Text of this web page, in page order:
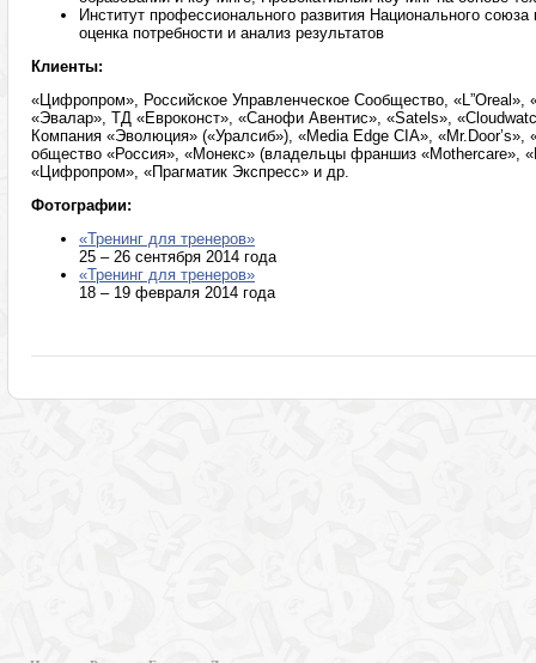
Институт профессионального развития Национального
оценка потребности и анализ результатов
Клиенты:
«Цифропром», Российское Управленческое Сообщество, «L”Oreal»,
«Эвалар», ТД «Евроконст», «Санофи Авентис», «Satels»,
Компания «Эволюция» («Уралсиб»), «Media Edge CIA», «Mr.Door’s»,
общество «Россия», «Монекс» (владельцы франшиз «Mothercare»,
«Цифропром», «Прагматик Экспресс» и др.
Фотографии:
«Тренинг для тренеров»
25 – 26 сентября 2014 года
«Тренинг для тренеров»
18 – 19 февраля 2014 года